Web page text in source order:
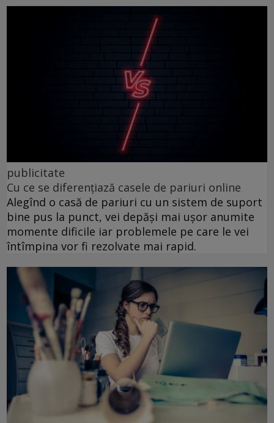
publicitate
Cu ce se diferențiază casele de pariuri online
Alegînd o casă de pariuri cu un sistem de suport
bine pus la punct, vei depăși mai ușor anumite
momente dificile iar problemele pe care le vei
întîmpina vor fi rezolvate mai rapid.